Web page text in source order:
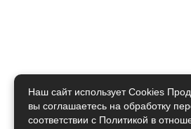
Наш сайт использует Cookies
вы соглашаетесь на обработку
соответствии с Политикой в